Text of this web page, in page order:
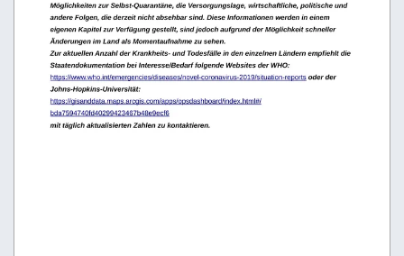
Möglichkeiten zur Selbst-Quarantäne, die Versorgungslage, wirtschaftliche, politische und
andere Folgen, die derzeit nicht absehbar sind. Diese Informationen werden in einem
eigenen Kapitel zur Verfügung gestellt, sind jedoch aufgrund der Möglichkeit schneller
Änderungen im Land als Momentaufnahme zu sehen.
Zur aktuellen Anzahl der Krankheits- und Todesfälle in den einzelnen Ländern empfiehlt die
Staatendokumentation bei Interesse/Bedarf folgende Websites der WHO:
https://www.who.int/emergencies/diseases/novel-coronavirus-2019/situation-reports oder der
Johns-Hopkins-Universität:
https://gisanddata.maps.arcgis.com/apps/opsdashboard/index.html#/
bda7594740fd40299423467b48e9ecf6
mit täglich aktualisierten Zahlen zu kontaktieren.